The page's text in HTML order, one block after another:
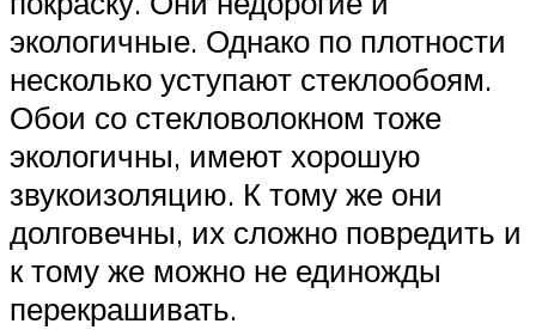
экологичные. Однако по плотности
несколько уступают стеклообоям.
Обои со стекловолокном тоже
экологичны, имеют хорошую
звукоизоляцию. К тому же они
долговечны, их сложно повредить и
к тому же можно не единожды
перекрашивать.